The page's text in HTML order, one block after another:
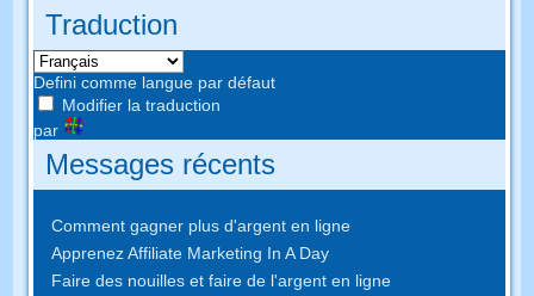
Traduction
Defini comme langue par défaut
Modifier la traduction
par
Messages récents
Comment gagner plus d'argent en ligne
Apprenez Affiliate Marketing In A Day
Faire des nouilles et faire de l'argent en ligne